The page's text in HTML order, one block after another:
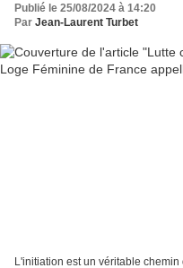
Publié le 25/08/2024 à 14:20
Par Jean-Laurent Turbet
L'initiation est un véritable